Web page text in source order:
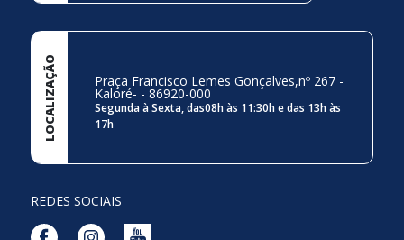
LOCALIZAÇÃO Praça Francisco Lemes Gonçalves,nº 267 -
Kaloré- - 86920-000
Segunda à Sexta, das08h às 11:30h e das 13h às
17h
REDES SOCIAIS